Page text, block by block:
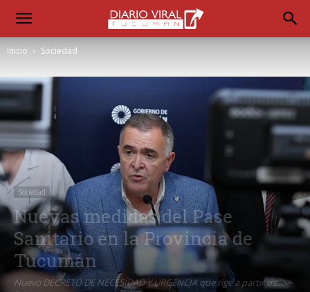
Inicio Sociedad
Sociedad
Nuevas medidas del Pase
Sanitario en la Provincia de
Tucumán
Nuevo DECRETO DE NECESIDAD Y URGENCIA que rige a partir de